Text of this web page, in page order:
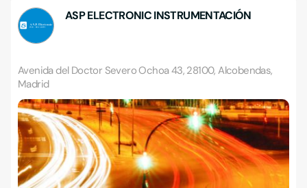
ASP ELECTRONIC INSTRUMENTACIÓN
Avenida del Doctor Severo Ochoa 43, 28100, Alcobendas,
Madrid